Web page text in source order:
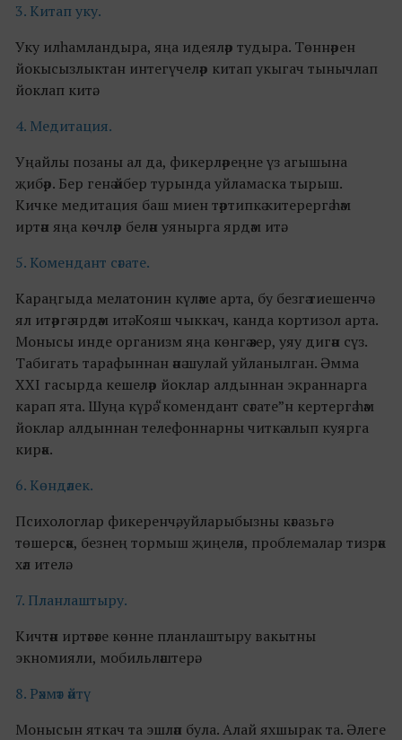
3. Китап уку.
Уку илһамландыра, яңа идеяләр тудыра. Төннәрен
йокысызлыктан интегүчеләр китап укыгач тынычлап
йоклап китә.
4. Медитация.
Уңайлы позаны ал да, фикерләреңне үз агышына
җибәр. Бер генә әйбер турында уйламаска тырыш.
Кичке медитация баш миен тәртипкә китерергә һәм
иртән яңа көчләр белән уянырга ярдәм итә.
5. Комендант сәгате.
Караңгыда мелатонин күләме арта, бу безгә тиешенчә
ял итәргә ярдәм итә. Кояш чыккач, канда кортизол арта.
Монысы инде организм яңа көнгә әзер, уяу дигән сүз.
Табигать тарафыннан әнә шулай уйланылган. Әмма
XXI гасырда кешеләр йоклар алдыннан экраннарга
карап ята. Шуңа күрә “комендант сәгате”н кертергә һәм
йоклар алдыннан телефоннарны читкә алып куярга
кирәк.
6. Көндәлек.
Психологлар фикеренчә, уйларыбызны кәгазьгә
төшерсәк, безнең тормыш җиңеләя, проблемалар тизрәк
хәл ителә.
7. Планлаштыру.
Кичтән иртәгәге көнне планлаштыру вакытны
экномияли, мобильләштерә.
8. Рәхмәт әйтү
Монысын яткач та эшләп була. Алай яхшырак та. Әлеге